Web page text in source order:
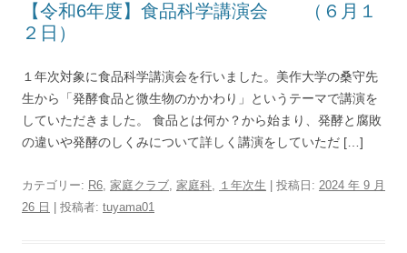
【令和6年度】食品科学講演会 （６月１
２日）
１年次対象に食品科学講演会を行いました。美作大学の桑守先
生から「発酵食品と微生物のかかわり」というテーマで講演を
していただきました。 食品とは何か？から始まり、発酵と腐敗
の違いや発酵のしくみについて詳しく講演をしていただ […]
カテゴリー: R6, 家庭クラブ, 家庭科, １年次生 | 投稿日: 2024 年 9 月
26 日
投稿者: tuyama01